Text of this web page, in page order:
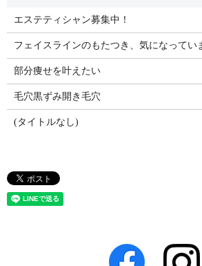
エステティシャン募集中！
フェイスラインのもたつき、気になってい
部分痩せを叶えたい
毛穴黒ずみ開き毛穴
(タイトルなし)